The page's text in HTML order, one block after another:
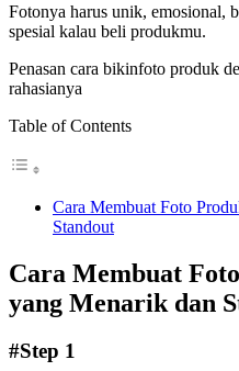
Fotonya harus unik, emosional,
spesial kalau beli produkmu.
Penasan cara bikinfoto produk
rahasianya
Table of Contents
Cara Membuat Foto
Standout
Cara Membuat
yang Menarik dan
#Step 1